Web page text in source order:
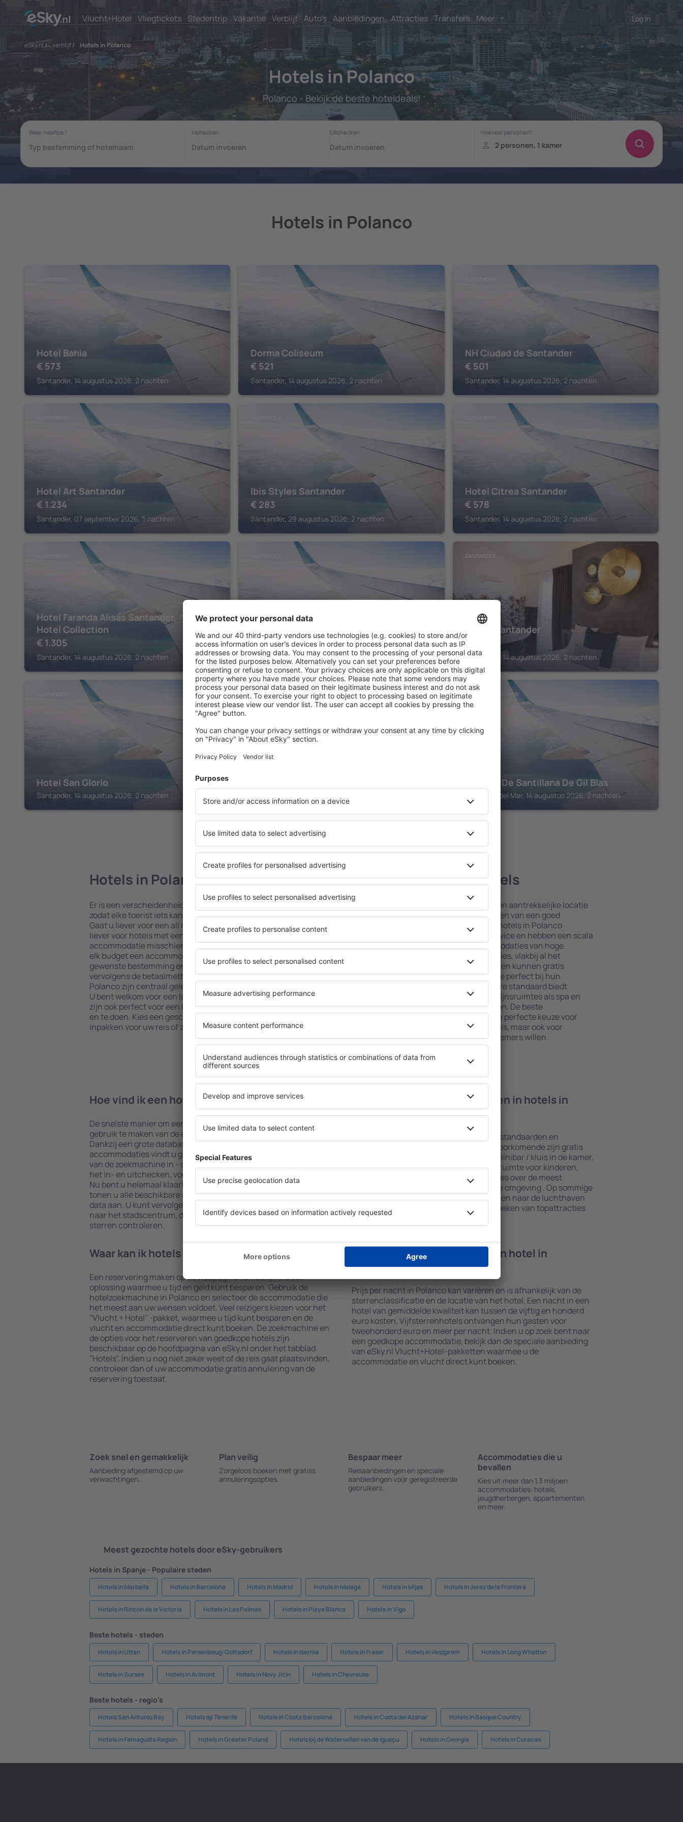
Vlucht+Hotel Vliegtickets Stedentrip Vakantie Verblijf Auto's Aanbiedingen Attracties Transfers Meer Log in
eSky.nl/ verblijf/ Hotels in Polanco
Hotels in Polanco
Polanco - Bekijk de beste hoteldeals!
Hotels in Polanco
Hotel Bahia
€ 573
Santander, 14 augustus 2026, 2 nachten
Dorma Coliseum
€ 521
Santander, 14 augustus 2026, 2 nachten
NH Ciudad de Santander
€ 501
Santander, 14 augustus 2026, 2 nachten
Hotel Art Santander
€ 1.234
Santander, 07 september 2026, 5 nachten
Ibis Styles Santander
€ 283
Santander, 29 augustus 2026, 2 nachten
Hotel Citrea Santander
€ 578
Santander, 14 augustus 2026, 2 nachten
Hotel Faranda Alisas Santander, Ascend
Hotel Collection
€ 1.305
Santander, 14 augustus 2026, 2 nachten
Hotel Bedoya
€ 360
Santander, 14 augustus 2026, 2 nachten
SANTANDER
Citrea Santander
€
Santander, 14 augustus 2026, 2 nachten
Hotel San Glorio
Santander, 14 augustus 2026, 2 nachten
PUENTE VIESGO SANTILLANA DEL MAR
Parador De Santillana De Gil Blas
Santillana del Mar, 14 augustus 2026, 2 nachten
Meer hotels bekijken in Polanco
Hotels in Polanco
Er is een verscheidenheid aan hotels beschikbaar in Polanco,
zodat elke toerist iets kan vinden dat aan zijn behoeften voldoet.
Gaat u liever voor een all inclusive hoogstaand hotel of gaat u
liever voor hotels met een gezellige sfeer? Is een goedkope
accommodatie misschien iets voor u? Met onze hulp kunt u voor
elk budget een accommodatie boeken in Polanco. Selecteer uw
gewenste bestemming en de standaard van het hotel. Controleer
vervolgens de betaalmethoden en annuleringsopties. Hotels in
Polanco zijn centraal gelegen maar iets verder weg van de drukte.
U bent welkom voor een langer verblijf maar de accommodaties
zijn ook perfect voor een korter verblijf. In de buurt is veel te zien
en te doen. Kies een geschikt hotel en begin meteen met
inpakken voor uw reis of zakenreis!
Polanco - de beste hotels
Een verscheidenheid aan diensten en een aantrekkelijke locatie
zijn enkele van de belangrijkste elementen van een goed
ontworpen all-inclusive hotel. De beste hotels in Polanco
garanderen de hoogste standaard in service en hebben een scala
aan faciliteiten voor de gasten. Accommodaties van hoge
kwaliteit bevinden zich op de beste locaties, vlakbij al het
belangrijke amusement in Polanco. Gasten kunnen gratis
parkeren en een kamer of suite kiezen die perfect bij hun
behoeften past. Een hotel met een hogere standaard biedt
gewoonlijk gevarieerde opties zoals welzijnsruimtes als spa en
fitness, evenals activiteiten voor kinderen. De beste
accommodaties in Polanco zijn altijd een perfecte keuze voor
stellen, gezinnen en mensen op zakenreis, maar ook voor
bedrijven die workshops voor hun werknemers willen
organiseren.
Hoe vind ik een hotel in Polanco?
De snelste manier om een hotel in Polanco te vinden, is door
gebruik te maken van de eSky zoekmachine voor accommodaties.
Dankzij een grote database met een verscheidenheid aan
accommodaties vindt u gegarandeerd wat u zoekt. Vul de velden
van de zoekmachine in - selecteer uw locatie, kies de datum van
het in- en uitchecken, voeg dan het aantal gasten en kamers toe.
Nu bent u helemaal klaar! De resultaten van uw zoekopdracht
tonen u alle beschikbare accommodaties op de geselecteerde
data aan. U kunt vervolgens eenvoudig de afstand van het hotel
naar het stadscentrum, de betalingsmethoden en het aantal
sterren controleren.
Welke faciliteiten kan ik vinden in hotels in
Polanco?
Hotels in Polanco hebben verschillende standaarden en
faciliteiten voor hun gasten. De meest voorkomende zijn gratis
wifi, wellnessruimtes met een spa, een minibar / kluis in de kamer,
restaurants, een eetgedeelte, een speelruimte voor kinderen,
gratis parkeren en informatieve brochures over de meest
interessante toeristische attracties in de omgeving . Op sommige
locaties bieden hotels ook transport van en naar de luchthaven
aan. Soms moedigen hotels ook het bezoeken van topattracties
in Polanco aan.
Waar kan ik hotels in Polanco boeken?
Een reservering maken op de webpagina van eSky.nl is een
oplossing waarmee u tijd en geld kunt besparen. Gebruik de
hotelzoekmachine in Polanco en selecteer de accommodatie die
het meest aan uw wensen voldoet. Veel reizigers kiezen voor het
"Vlucht + Hotel" -pakket, waarmee u tijd kunt besparen en de
vlucht en accommodatie direct kunt boeken. De zoekmachine en
de opties voor het reserveren van goedkope hotels zijn
beschikbaar op de hoofdpagina van eSky.nl onder het tabblad
"Hotels". Indien u nog niet zeker weet of de reis gaat plaatsvinden,
controleer dan of uw accommodatie gratis annulering van de
reservering toestaat.
Hoeveel kost een nacht in een hotel in
Polanco?
Prijs per nacht in Polanco kan variëren en is afhankelijk van de
sterrenclassificatie en de locatie van het hotel. Een nacht in een
hotel van gemiddelde kwaliteit kan tussen de vijftig en honderd
euro kosten. Vijfsterrenhotels ontvangen hun gasten voor
tweehonderd euro en meer per nacht. Indien u op zoek bent naar
een goedkope accommodatie, bekijk dan de speciale aanbieding
van eSky.nl Vlucht+Hotel-pakketten waarmee u de
accommodatie en vlucht direct kunt boeken.
Zoek snel en gemakkelijk
Aanbieding afgestemd op uw
verwachtingen.
Plan veilig
Zorgeloos boeken met gratiss
annuleringsopties.
Bespaar meer
Reisaanbiedingen en speciale
aanbiedingen voor geregistreerde
gebruikers.
Accommodaties die u
bevallen
Kies uit meer dan 1,3 miljoen
accommodaties: hotels,
jeugdherbergen, appartementen
en meer.
Meest gezochte hotels door eSky-gebruikers
Hotels in Spanje - Populaire steden
Hotels in Marbella Hotels in Barcelona Hotels in Madrid Hotels in Malaga Hotels in Mijas Hotels in Jerez de la Frontera
Hotels in Rincon de la Victoria Hotels in Las Palmas Hotels in Playa Blanca Hotels in Vigo
Beste hotels - steden
Hotels in Uttan Hotels in Persenbeug-Gottsdorf Hotels in Isernia Hotels in Fraser Hotels in Veszprem Hotels in Long Whatton
Hotels in Sursee Hotels in Arimont Hotels in Novy Jicin Hotels in Chevreuse
Beste hotels - regio's
Hotels San Antonio Bay Hotels op Tenerife Hotels in Costa Barcelona Hotels in Costa del Azahar Hotels in Basque Country
Hotels in Famagusta Region Hotels in Greater Poland Hotels bij de Watervallen van de Iguaçu Hotels in Georgia Hotels in Curacao